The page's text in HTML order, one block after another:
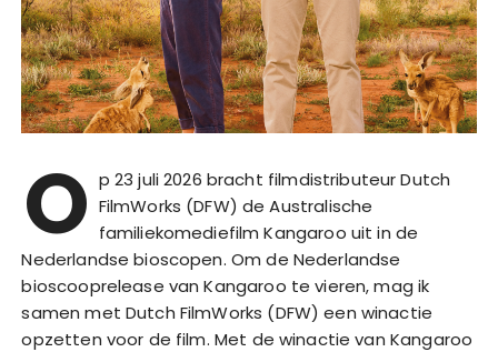
O p 23 juli 2026 bracht filmdistributeur Dutch
FilmWorks (DFW) de Australische
familiekomediefilm Kangaroo uit in de
Nederlandse bioscopen. Om de Nederlandse
bioscooprelease van Kangaroo te vieren, mag ik
samen met Dutch FilmWorks (DFW) een winactie
opzetten voor de film. Met de winactie van Kangaroo